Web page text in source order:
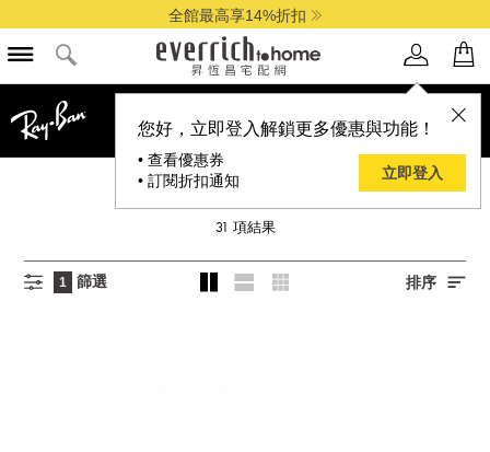
全館最高享14%折扣
您好，立即登入解鎖更多優惠與功能！
• 查看優惠券
• 訂閱折扣通知
立即登入
RAYBAN 雷朋
31 項結果
1 篩選 排序